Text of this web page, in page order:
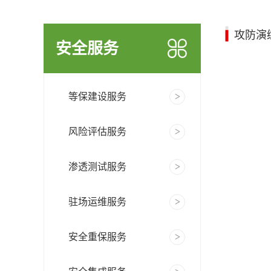
安全服务
等保建设服务
风险评估服务
渗透测试服务
驻场运维服务
安全重保服务
攻防演